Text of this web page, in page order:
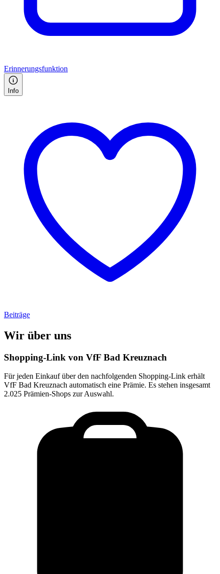
Erinnerungsfunktion
Info
Beiträge
Wir über uns
Shopping-Link von VfF Bad Kreuznach
Für jeden Einkauf über den nachfolgenden Shopping-Link erhält
VfF Bad Kreuznach automatisch eine Prämie. Es stehen insgesamt
2.025 Prämien-Shops zur Auswahl.